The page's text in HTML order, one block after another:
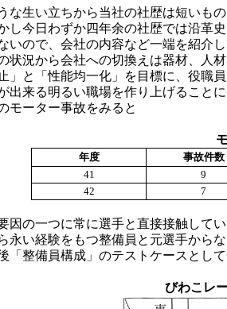
な生い立ちから当社の社歴は短いも
し今日わずか四年余の社歴では沿革
いので、会社の内容など一端を紹介
状況から会社への切換えは器材、人
」と「性能均一化」を目標に、役職
出来る明るい職場を作り上げること
モーター事故をみると
年度
事故件数
41
9
42
7
の一つに常に選手と直接接触して
永い経験をもつ整備員と元選手から
「整備員構成」のテストケースとし
びわこレ